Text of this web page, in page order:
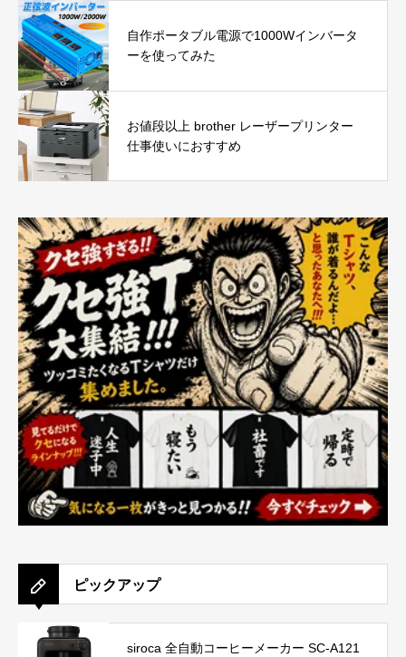
自作ポータブル電源で1000Wインバータ
ーを使ってみた
お値段以上 brother レーザープリンター
仕事使いにおすすめ
ピックアップ
siroca 全自動コーヒーメーカー SC-A121